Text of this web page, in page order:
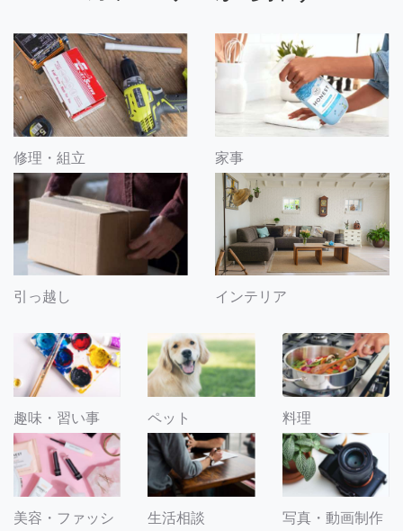
修理・組立 家事
引っ越し インテリア
趣味・習い事 ペット 料理
美容・ファッシ
生活相談 写真・動画制作